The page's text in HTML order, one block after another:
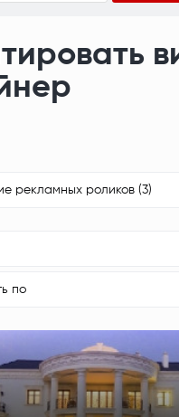
рекламных роликов (3)
по